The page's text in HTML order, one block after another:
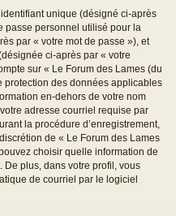
unique (désigné ci-après
passe personnel utilisé pour la
par « votre mot de passe »), et
ci-après par « votre
sur « Le Forum des Lames (du
protection des données applicables
en-dehors de votre nom
adresse courriel requise par
la procédure d’enregistrement,
de « Le Forum des Lames
choisir quelle information de
plus, dans votre profil, vous
de courriel par le logiciel